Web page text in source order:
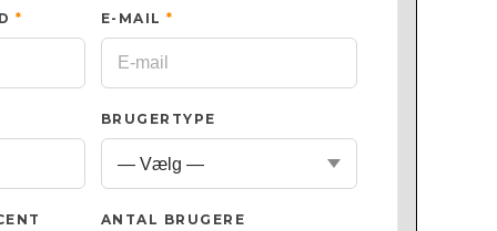
* E-MAIL *
BRUGERTYPE
ANTAL BRUGERE